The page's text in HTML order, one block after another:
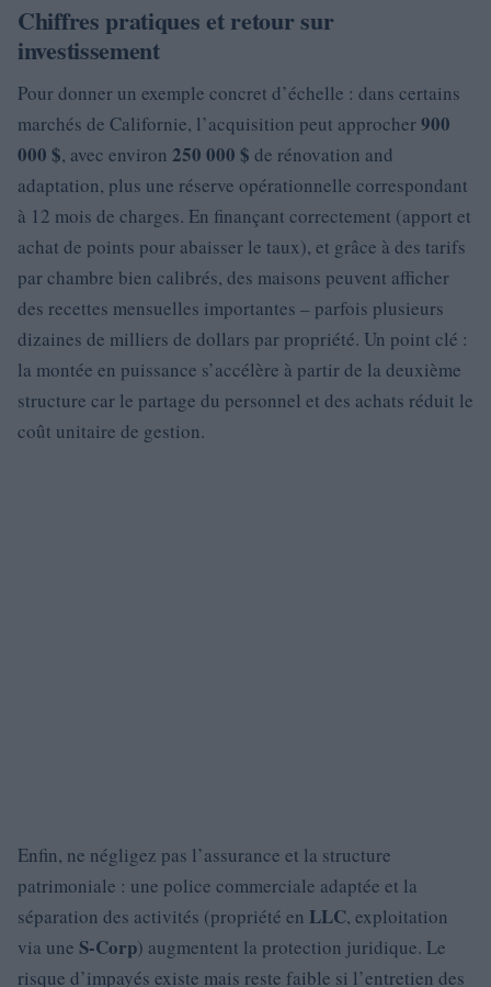
Chiffres pratiques et retour sur
investissement
Pour donner un exemple concret d’échelle : dans certains
marchés de Californie, l’acquisition peut approcher900
000 $, avec environ 250 000 $ de rénovation and
adaptation, plus une réserve opérationnelle correspondant
à 12 mois de charges. En finançant correctement (apport et
achat de points pour abaisser le taux), et grâce à des tarifs
par chambre bien calibrés, des maisons peuvent afficher
des recettes mensuelles importantes – parfois plusieurs
dizaines de milliers de dollars par propriété. Un point clé :
la montée en puissance s’accélère à partir de la deuxième
structure car le partage du personnel et des achats réduit le
coût unitaire de gestion.
Enfin, ne négligez pas l’assurance et la structure
patrimoniale : une police commerciale adaptée et la
séparation des activités (propriété en LLC, exploitation
via une S‑Corp) augmentent la protection juridique. Le
risque d’impayés existe mais reste faible si l’entretien des